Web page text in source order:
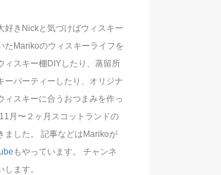
好きNickと気づけばウィスキー
たMarikoのウィスキーライフを
ィスキー棚DIYしたり、蒸留所
ーパーティーしたり、オリジナ
ィスキーに合うおつまみを作っ
月〜２ヶ月スコットランドの
ました。 記事などはMarikoが
もやっています。 チャンネ
ます。